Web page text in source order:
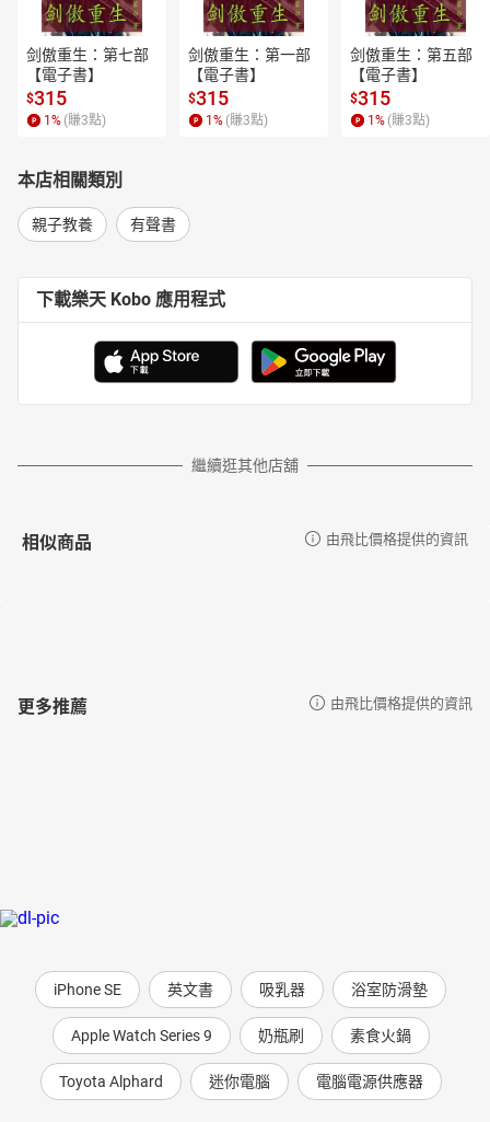
剑傲重生：第七部
【電子書】
$315
1 % (賺3點)
剑傲重生：第一部
【電子書】
$315
1 % (賺3點)
剑傲重生：第五部
【電子書】
$315
1 % (賺3點)
本店相關類別
親子教養 有聲書
下載樂天 Kobo 應用程式
繼續逛其他店舖
相似商品 由飛比價格提供的資訊
更多推薦 由飛比價格提供的資訊
iPhone SE 英文書 吸乳器 浴室防滑墊
Apple Watch Series 9 奶瓶刷 素食火鍋
Toyota Alphard 迷你電腦 電腦電源供應器